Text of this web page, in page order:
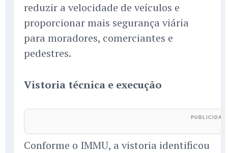
reduzir a velocidade de veículos e
proporcionar mais segurança viária
para moradores, comerciantes e
pedestres.
Vistoria técnica e execução
Conforme o IMMU, a vistoria identificou